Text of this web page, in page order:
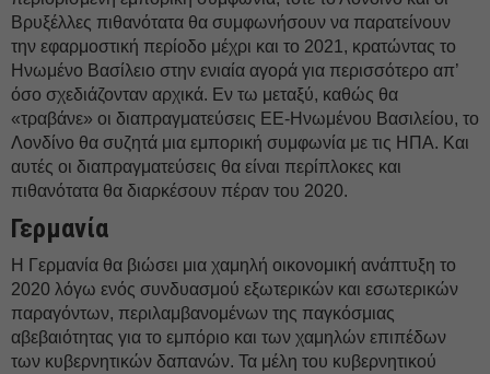
Βρυξέλλες πιθανότατα θα συμφωνήσουν να παρατείνουν
την εφαρμοστική περίοδο μέχρι και το 2021, κρατώντας το
Ηνωμένο Βασίλειο στην ενιαία αγορά για περισσότερο απ’
όσο σχεδιάζονταν αρχικά. Εν τω μεταξύ, καθώς θα
«τραβάνε» οι διαπραγματεύσεις ΕΕ-Ηνωμένου Βασιλείου, το
Λονδίνο θα συζητά μια εμπορική συμφωνία με τις ΗΠΑ. Και
αυτές οι διαπραγματεύσεις θα είναι περίπλοκες και
πιθανότατα θα διαρκέσουν πέραν του 2020.
Γερμανία
Η Γερμανία θα βιώσει μια χαμηλή οικονομική ανάπτυξη το
2020 λόγω ενός συνδυασμού εξωτερικών και εσωτερικών
παραγόντων, περιλαμβανομένων της παγκόσμιας
αβεβαιότητας για το εμπόριο και των χαμηλών επιπέδων
των κυβερνητικών δαπανών. Τα μέλη του κυβερνητικού